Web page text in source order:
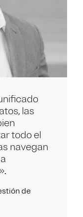
las
todo el
navegan
de